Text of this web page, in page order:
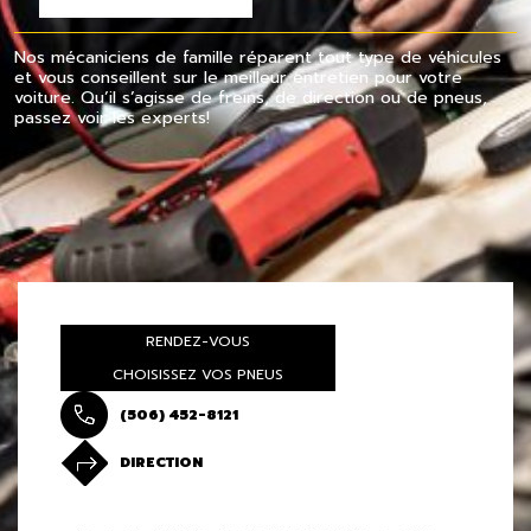
Nos mécaniciens de famille réparent tout type de véhicules
et vous conseillent sur le meilleur entretien pour votre
voiture. Qu’il s’agisse de freins, de direction ou de pneus,
passez voir les experts!
RENDEZ-VOUS
CHOISISSEZ VOS PNEUS
(506) 452-8121
DIRECTION